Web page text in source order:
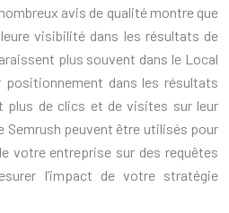
avis de qualité montre que
visibilité dans les résultats de
plus souvent dans le Local
positionnement dans les résultats
plus de clics et de visites sur leur
Semrush peuvent être utilisés pour
votre entreprise sur des requêtes
l’impact de votre stratégie